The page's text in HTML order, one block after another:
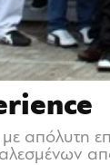
απόλυτη